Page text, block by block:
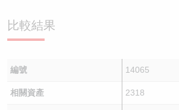
比較結果
編號 14065
相關資產 2318
牛熊證文件及公告 (瑞信)
收市競價變化